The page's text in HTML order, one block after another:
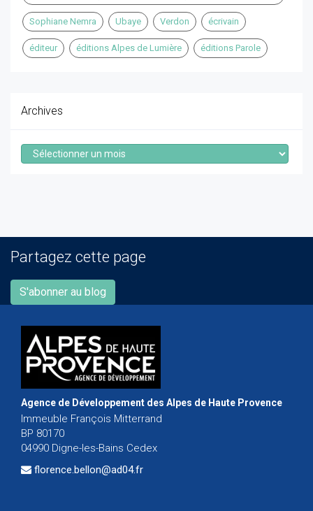
Sophiane Nemra Ubaye Verdon écrivain
éditeur éditions Alpes de Lumière éditions Parole
Archives
Archives
Partagez cette page
S'abonner au blog
Agence de Développement des Alpes de Haute Provence
Immeuble François Mitterrand
BP 80170
04990 Digne-les-Bains Cedex
florence.bellon@ad04.fr